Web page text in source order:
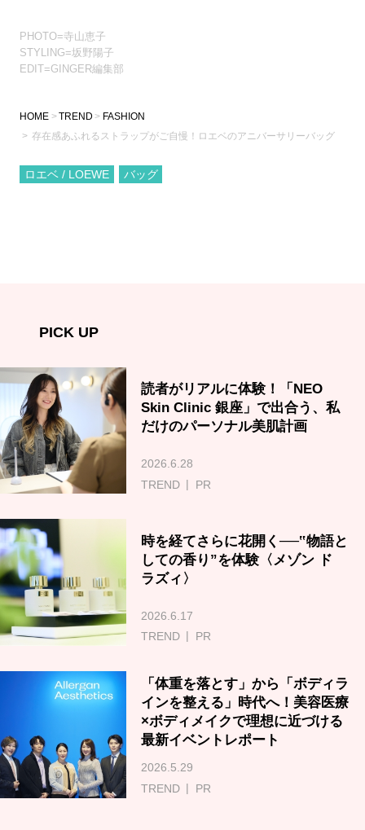
PHOTO=寺山恵子
STYLING=坂野陽子
EDIT=GINGER編集部
HOME TREND
FASHION
存在感あふれるストラップがご自慢！ロエベのアニバーサリーバッグ
ロエベ / LOEWE バッグ
PICK UP
読者がリアルに体験！「NEO
Skin Clinic 銀座」で出合う、私
だけのパーソナル美肌計画
2026.6.28
TREND
PR
時を経てさらに花開く──‟物語と
しての香り”を体験〈メゾン ド
ラズィ〉
2026.6.17
TREND
PR
「体重を落とす」から「ボディラ
インを整える」時代へ！美容医療
×ボディメイクで理想に近づける
最新イベントレポート
2026.5.29
TREND
PR